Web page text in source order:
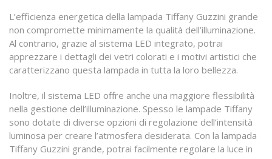
L’efficienza energetica della lampada Tiffany Guzzini grande
non compromette minimamente la qualità dell’illuminazione.
Al contrario, grazie al sistema LED integrato, potrai
apprezzare i dettagli dei vetri colorati e i motivi artistici che
caratterizzano questa lampada in tutta la loro bellezza.
Inoltre, il sistema LED offre anche una maggiore flessibilità
nella gestione dell’illuminazione. Spesso le lampade Tiffany
sono dotate di diverse opzioni di regolazione dell’intensità
luminosa per creare l’atmosfera desiderata. Con la lampada
Tiffany Guzzini grande, potrai facilmente regolare la luce in